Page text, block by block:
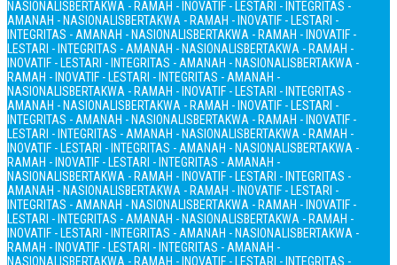
NASIONALISBERTAKWA - RAMAH - INOVATIF - LESTARI - INTEGRITAS -
AMANAH - NASIONALISBERTAKWA - RAMAH - INOVATIF - LESTARI -
INTEGRITAS - AMANAH - NASIONALISBERTAKWA - RAMAH - INOVATIF -
LESTARI - INTEGRITAS - AMANAH - NASIONALISBERTAKWA - RAMAH -
INOVATIF - LESTARI - INTEGRITAS - AMANAH - NASIONALISBERTAKWA -
RAMAH - INOVATIF - LESTARI - INTEGRITAS - AMANAH -
NASIONALISBERTAKWA - RAMAH - INOVATIF - LESTARI - INTEGRITAS -
AMANAH - NASIONALISBERTAKWA - RAMAH - INOVATIF - LESTARI -
INTEGRITAS - AMANAH - NASIONALISBERTAKWA - RAMAH - INOVATIF -
LESTARI - INTEGRITAS - AMANAH - NASIONALISBERTAKWA - RAMAH -
INOVATIF - LESTARI - INTEGRITAS - AMANAH - NASIONALISBERTAKWA -
RAMAH - INOVATIF - LESTARI - INTEGRITAS - AMANAH -
NASIONALISBERTAKWA - RAMAH - INOVATIF - LESTARI - INTEGRITAS -
AMANAH - NASIONALISBERTAKWA - RAMAH - INOVATIF - LESTARI -
INTEGRITAS - AMANAH - NASIONALISBERTAKWA - RAMAH - INOVATIF -
LESTARI - INTEGRITAS - AMANAH - NASIONALISBERTAKWA - RAMAH -
INOVATIF - LESTARI - INTEGRITAS - AMANAH - NASIONALISBERTAKWA -
RAMAH - INOVATIF - LESTARI - INTEGRITAS - AMANAH -
NASIONALISBERTAKWA - RAMAH - INOVATIF - LESTARI - INTEGRITAS -